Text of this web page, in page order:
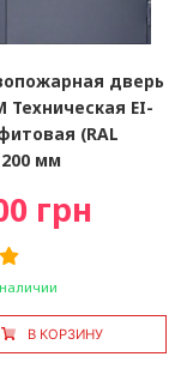
дверь
EI-
(RAL
мм
грн
В КОРЗИНУ